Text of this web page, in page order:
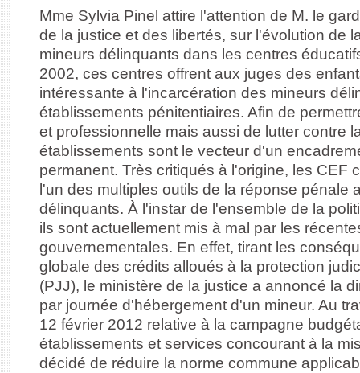
Mme Sylvia Pinel attire l'attention de M. le
de la justice et des libertés, sur l'évolution de
mineurs délinquants dans les centres
2002, ces centres offrent aux juges des
intéressante à l'incarcération des mineurs
établissements pénitentiaires. Afin de
et professionnelle mais aussi de lutter contre
établissements sont le vecteur d'un
permanent. Très critiqués à l'origine, les CEF
l'un des multiples outils de la réponse pénale
délinquants. À l'instar de l'ensemble de la
ils sont actuellement mis à mal par les
gouvernementales. En effet, tirant les
globale des crédits alloués à la protection
(PJJ), le ministère de la justice a annoncé la
par journée d'hébergement d'un mineur. Au
12 février 2012 relative à la campagne
établissements et services concourant à la
décidé de réduire la norme commune